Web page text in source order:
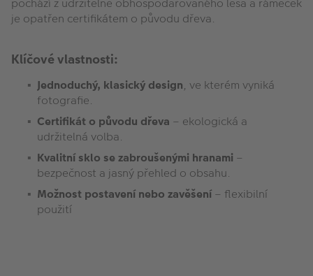
je opatřen certifikátem o původu dřeva.
Klíčové vlastnosti:
Jednoduchý, klasický design, ve kterém vyniká
fotografie.
Certifikát o původu dřeva – ekologická a
udržitelná volba.
Kvalitní sklo se zabroušenými hranami –
bezpečnost a jasný přehled o obsahu.
Možnost postavení nebo zavěšení – flexibilní
použití